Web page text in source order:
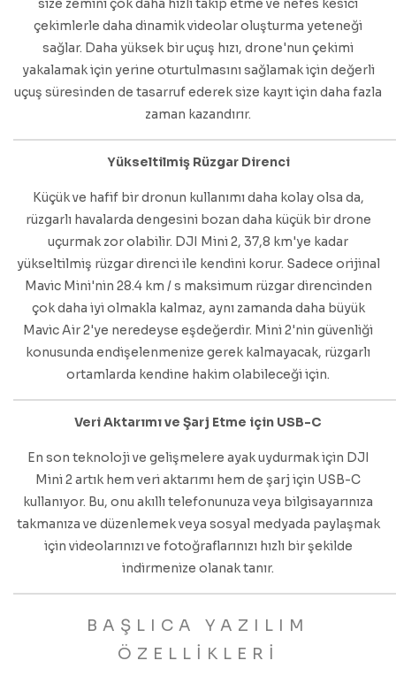
size zemini çok daha hızlı takip etme ve nefes kesici
çekimlerle daha dinamik videolar oluşturma yeteneği
sağlar. Daha yüksek bir uçuş hızı, drone'nun çekimi
yakalamak için yerine oturtulmasını sağlamak için değerli
uçuş süresinden de tasarruf ederek size kayıt için daha fazla
zaman kazandırır.
Yükseltilmiş Rüzgar Direnci
Küçük ve hafif bir dronun kullanımı daha kolay olsa da,
rüzgarlı havalarda dengesini bozan daha küçük bir drone
uçurmak zor olabilir. DJI Mini 2, 37,8 km'ye kadar
yükseltilmiş rüzgar direnci ile kendini korur. Sadece orijinal
Mavic Mini'nin 28.4 km / s maksimum rüzgar direncinden
çok daha iyi olmakla kalmaz, aynı zamanda daha büyük
Mavic Air 2'ye neredeyse eşdeğerdir. Mini 2'nin güvenliği
konusunda endişelenmenize gerek kalmayacak, rüzgarlı
ortamlarda kendine hakim olabileceği için.
Veri Aktarımı ve Şarj Etme için USB-C
En son teknoloji ve gelişmelere ayak uydurmak için DJI
Mini 2 artık hem veri aktarımı hem de şarj için USB-C
kullanıyor. Bu, onu akıllı telefonunuza veya bilgisayarınıza
takmanıza ve düzenlemek veya sosyal medyada paylaşmak
için videolarınızı ve fotoğraflarınızı hızlı bir şekilde
indirmenize olanak tanır.
BAŞLICA YAZILIM
ÖZELLİKLERİ